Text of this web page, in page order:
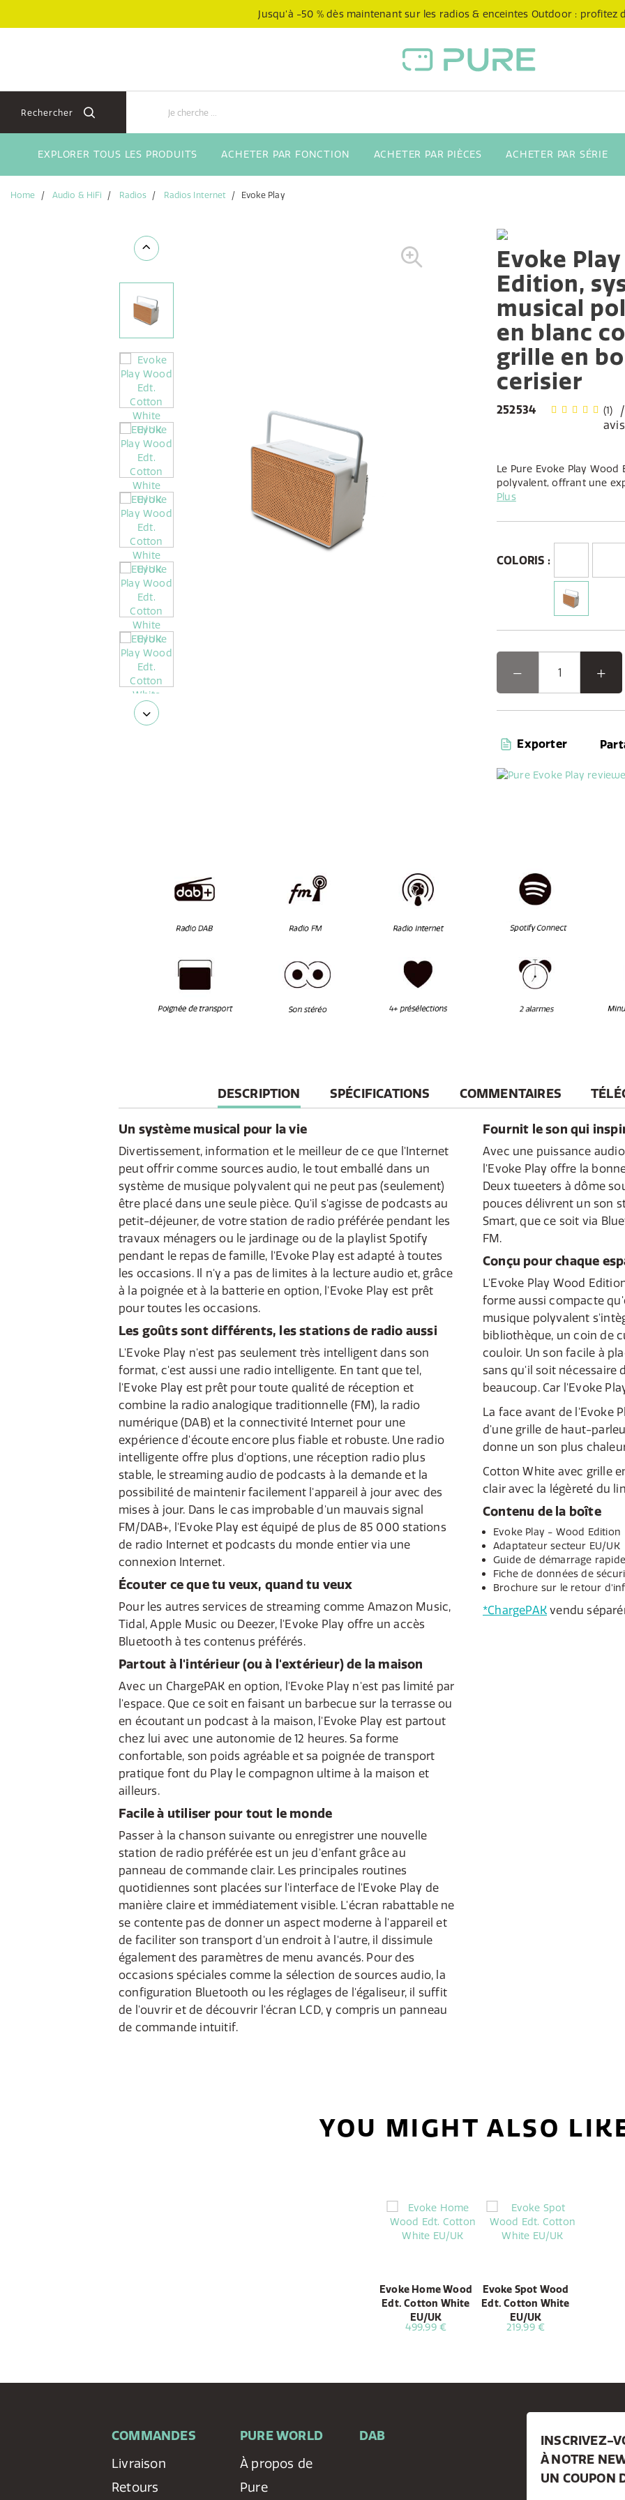
Jusqu’à -50 % dès maintenant sur les radios & enceintes Outdoor : profitez
Rechercher
EXPLORER TOUS LES PRODUITS ACHETER PAR FONCTION ACHETER PAR PIÈCES ACHETER PAR SÉRIE
Home Audio & HiFi Radios Radios Internet Evoke Play
Evoke
Edition,
musical
en blanc
grille en
cerisier
252534 (1)
avis
Le Pure Evoke Play
polyvalent, offrant une
entièrement connectée
Fidèle à son héritage en
Edition et introduire une
Le système musical
des stations de radio
Plus
COLORIS :
Exporter
CURRENT
TAB:
DESCRIPTION SPÉCIFICATIONS COMMENTAIRES
Un système musical pour la vie
Divertissement, information et le meilleur de ce que l'Internet
peut offrir comme sources audio, le tout emballé dans un
système de musique polyvalent qui ne peut pas (seulement)
être placé dans une seule pièce. Qu'il s'agisse de podcasts au
petit-déjeuner, de votre station de radio préférée pendant les
travaux ménagers ou le jardinage ou de la playlist Spotify
pendant le repas de famille, l'Evoke Play est adapté à toutes
les occasions. Il n'y a pas de limites à la lecture audio et, grâce
à la poignée et à la batterie en option, l'Evoke Play est prêt
pour toutes les occasions.
Les goûts sont différents, les stations de radio aussi
L'Evoke Play n'est pas seulement très intelligent dans son
format, c'est aussi une radio intelligente. En tant que tel,
l'Evoke Play est prêt pour toute qualité de réception et
combine la radio analogique traditionnelle (FM), la radio
numérique (DAB) et la connectivité Internet pour une
expérience d'écoute encore plus fiable et robuste. Une radio
intelligente offre plus d'options, une réception radio plus
stable, le streaming audio de podcasts à la demande et la
possibilité de maintenir facilement l'appareil à jour avec des
mises à jour. Dans le cas improbable d'un mauvais signal
FM/DAB+, l'Evoke Play est équipé de plus de 85 000 stations
de radio Internet et podcasts du monde entier via une
connexion Internet.
Écouter ce que tu veux, quand tu veux
Pour les autres services de streaming comme Amazon Music,
Tidal, Apple Music ou Deezer, l'Evoke Play offre un accès
Bluetooth à tes contenus préférés.
Partout à l'intérieur (ou à l'extérieur) de la maison
Avec un ChargePAK en option, l'Evoke Play n'est pas limité par
l'espace. Que ce soit en faisant un barbecue sur la terrasse ou
en écoutant un podcast à la maison, l'Evoke Play est partout
chez lui avec une autonomie de 12 heures. Sa forme
confortable, son poids agréable et sa poignée de transport
pratique font du Play le compagnon ultime à la maison et
ailleurs.
Facile à utiliser pour tout le monde
Passer à la chanson suivante ou enregistrer une nouvelle
station de radio préférée est un jeu d'enfant grâce au
panneau de commande clair. Les principales routines
quotidiennes sont placées sur l'interface de l'Evoke Play de
manière claire et immédiatement visible. L'écran rabattable ne
se contente pas de donner un aspect moderne à l'appareil et
de faciliter son transport d'un endroit à l'autre, il dissimule
également des paramètres de menu avancés. Pour des
occasions spéciales comme la sélection de sources audio, la
configuration Bluetooth ou les réglages de l'égaliseur, il suffit
de l'ouvrir et de découvrir l'écran LCD, y compris un panneau
de commande intuitif.
Fournit le son qui
Avec une puissance
l'Evoke Play offre la
Deux tweeters à dôme
pouces délivrent un son
Smart, que ce soit via
FM.
Conçu pour chaque
L'Evoke Play Wood
forme aussi compacte
musique polyvalent
bibliothèque, un coin de
couloir. Un son facile à
sans qu'il soit nécessaire
beaucoup. Car l'Evoke
La face avant de l'Evoke
d'une grille de haut-
donne un son plus
Cotton White avec grille
clair avec la légèreté du
Contenu de la boîte
Evoke Play - Wood Edition
Adaptateur secteur EU/UK
Guide de démarrage rapide
Fiche de données de
Brochure sur le retour
*ChargePAK vendu
YOU MIGHT ALSO
Evoke Home Wood
Edt. Cotton White
EU/UK
499,99 €
Evoke Spot Wood
Edt. Cotton White
EU/UK
219,99 €
COMMANDES
Livraison
Retours
PURE WORLD
À propos de
Pure
DAB
INSCRIVEZ-
À NOTRE
UN COUPON